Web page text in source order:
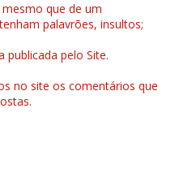
que de um
palavrões, insultos;
pelo Site.
no site os comentários que